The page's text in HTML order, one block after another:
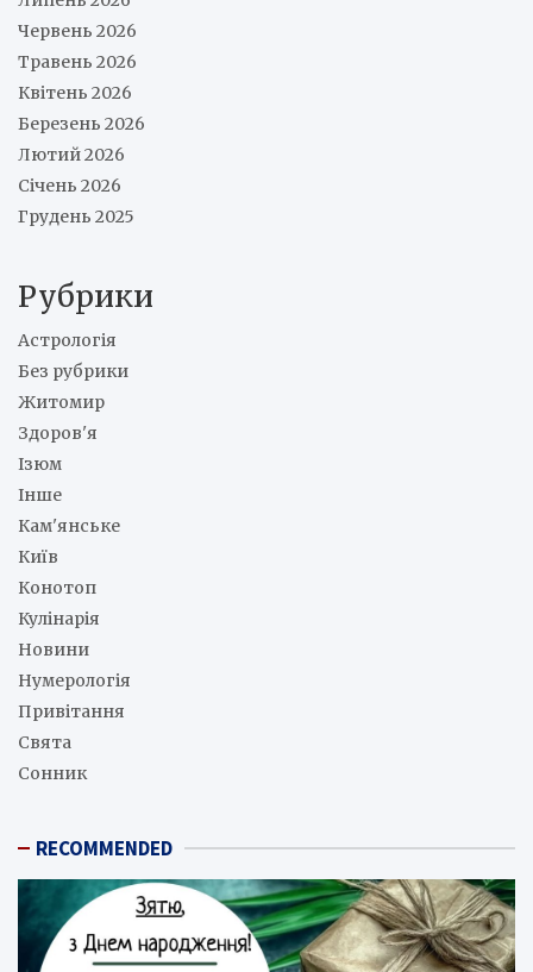
Червень 2026
Травень 2026
Квітень 2026
Березень 2026
Лютий 2026
Січень 2026
Грудень 2025
Рубрики
Астрологія
Без рубрики
Житомир
Здоров'я
Ізюм
Інше
Кам'янське
Київ
Конотоп
Кулінарія
Новини
Нумерологія
Привітання
Свята
Сонник
RECOMMENDED